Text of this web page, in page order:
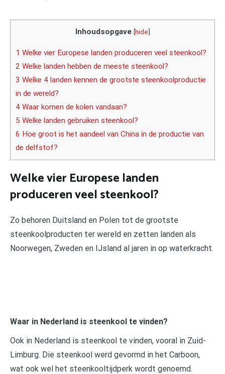
Inhoudsopgave [hide]
1 Welke vier Europese landen produceren veel steenkool?
2 Welke landen hebben de meeste steenkool?
3 Welke 4 landen kennen de grootste steenkoolproductie
in de wereld?
4 Waar komen de kolen vandaan?
5 Welke landen gebruiken steenkool?
6 Hoe groot is het aandeel van China in de productie van
de delfstof?
Welke vier Europese landen
produceren veel steenkool?
Zo behoren Duitsland en Polen tot de grootste
steenkoolproducten ter wereld en zetten landen als
Noorwegen, Zweden en IJsland al jaren in op waterkracht.
Waar in Nederland is steenkool te vinden?
Ook in Nederland is steenkool te vinden, vooral in Zuid-
Limburg. Die steenkool werd gevormd in het Carboon,
wat ook wel het steenkooltijdperk wordt genoemd.